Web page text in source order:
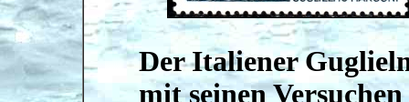
Der Italiener
mit seinen